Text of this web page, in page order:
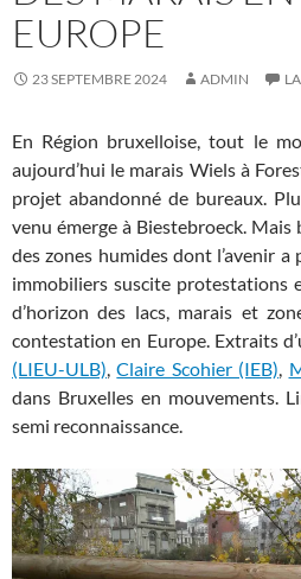
EUROPE
23 SEPTEMBRE 2024 ADMIN
En Région bruxelloise, tout le
aujourd’hui le marais Wiels à
projet abandonné de bureaux.
venu émerge à Biestebroeck.
des zones humides dont l’avenir
immobiliers suscite protestations
d’horizon des lacs, marais et
contestation en Europe. Extraits
(LIEU-ULB),Claire Scohier (IEB),
dans Bruxelles en mouvements.
semi reconnaissance.